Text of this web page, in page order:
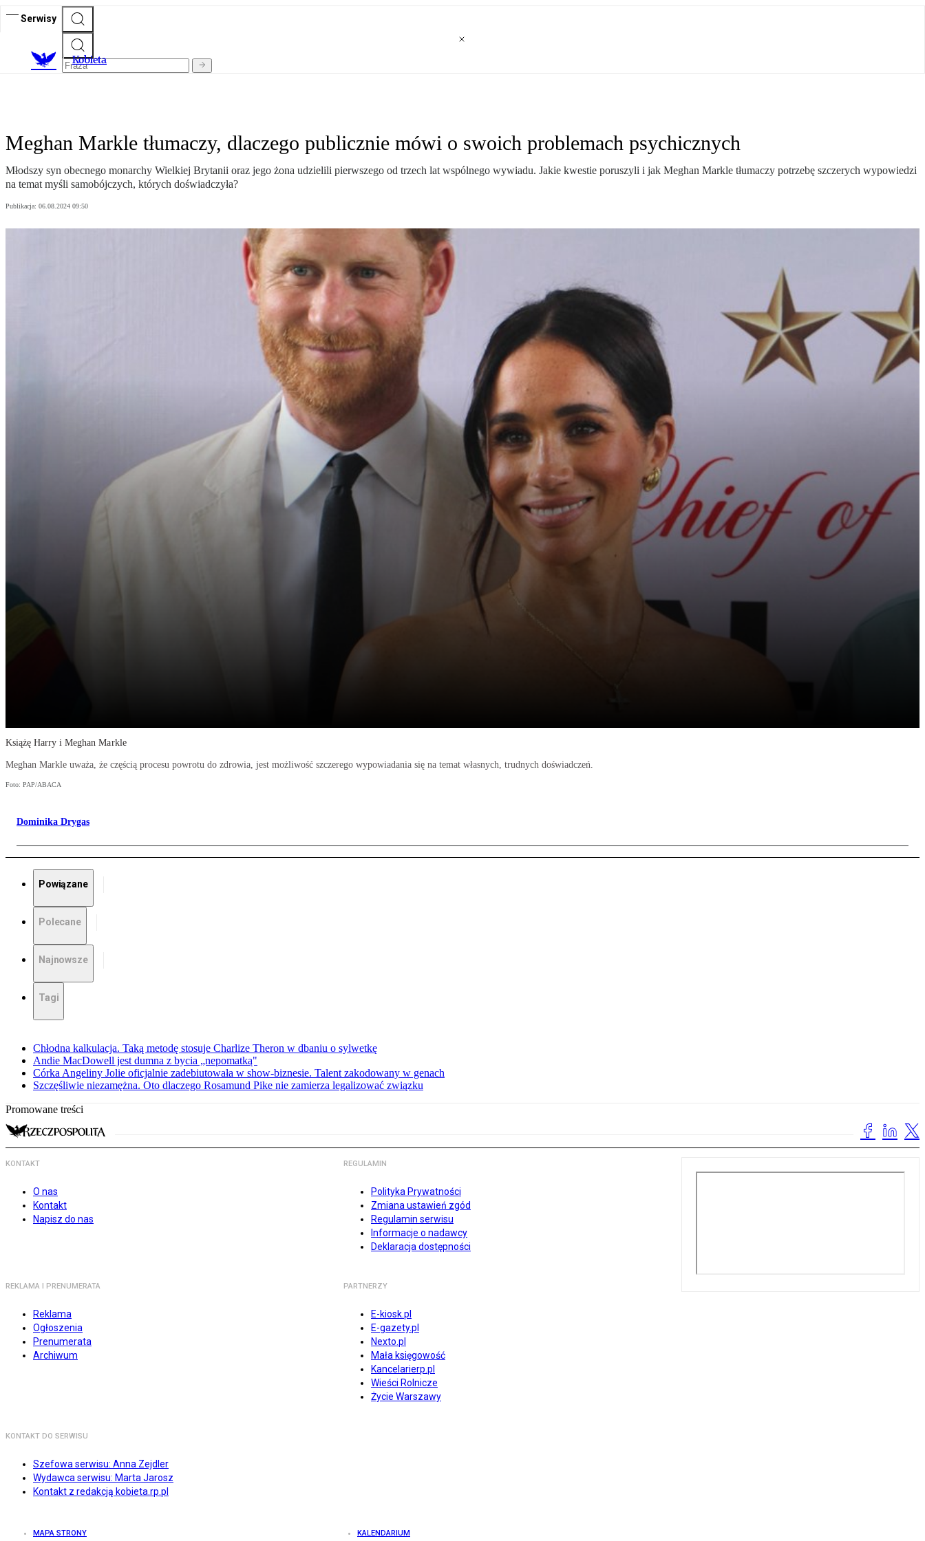
Serwisy
Kobieta
Meghan Markle tłumaczy, dlaczego publicznie mówi o swoich problemach psychicznych
Młodszy syn obecnego monarchy Wielkiej Brytanii oraz jego żona udzielili pierwszego od trzech lat wspólnego wywiadu. Jakie kwestie poruszyli i jak Meghan Markle tłumaczy potrzebę szczerych wypowiedzi
na temat myśli samobójczych, których doświadczyła?
Publikacja: 06.08.2024 09:50
Książę Harry i Meghan Markle
Meghan Markle uważa, że częścią procesu powrotu do zdrowia, jest możliwość szczerego wypowiadania się na temat własnych, trudnych doświadczeń.
Foto: PAP/ABACA
Dominika Drygas
Powiązane
Polecane
Najnowsze
Tagi
Chłodna kalkulacja. Taką metodę stosuje Charlize Theron w dbaniu o sylwetkę
Andie MacDowell jest dumna z bycia „nepomatką"
Córka Angeliny Jolie oficjalnie zadebiutowała w show-biznesie. Talent zakodowany w genach
Szczęśliwie niezamężna. Oto dlaczego Rosamund Pike nie zamierza legalizować związku
Promowane treści
KONTAKT
O nas
Kontakt
Napisz do nas
REGULAMIN
Polityka Prywatności
Zmiana ustawień zgód
Regulamin serwisu
Informacje o nadawcy
Deklaracja dostępności
REKLAMA I PRENUMERATA
Reklama
Ogłoszenia
Prenumerata
Archiwum
PARTNERZY
E-kiosk.pl
E-gazety.pl
Nexto.pl
Mała księgowość
Kancelarierp.pl
Wieści Rolnicze
Życie Warszawy
KONTAKT DO SERWISU
Szefowa serwisu: Anna Zejdler
Wydawca serwisu: Marta Jarosz
Kontakt z redakcją kobieta.rp.pl
MAPA STRONY KALENDARIUM